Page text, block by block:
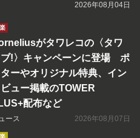
2026年08月04日
がタワレコの〈タワ
!〉キャンペーンに登場 ポ
ターやオリジナル特典、イン
ュー掲載のTOWER
配布など
ース 2026年08月07日